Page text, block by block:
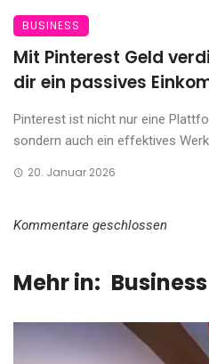
BUSINESS
Mit Pinterest Geld
dir ein passives
Pinterest ist nicht nur eine
sondern auch ein effektives
20. Januar 2026
Kommentare geschlossen
Mehr in: Business